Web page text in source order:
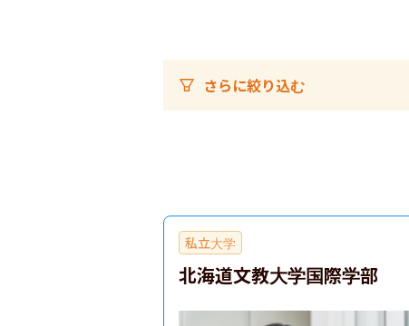
さらに絞り込む
私立大学
北海道文教大学国際学部